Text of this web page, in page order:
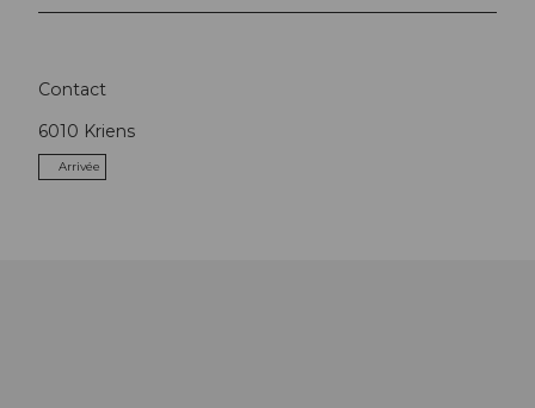
Contact
6010 Kriens
Arrivée